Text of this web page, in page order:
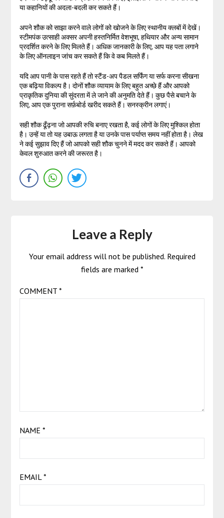
या कहानियों की अदला-बदली कर सकते हैं।
अपने शौक को साझा करने वाले लोगों को खोजने के लिए स्थानीय क्लबों में देखें।
स्टीमपंक उत्साही अक्सर अपनी हस्तनिर्मित वेशभूषा, हथियार और अन्य सामान
प्रदर्शित करने के लिए मिलते हैं। अधिक जानकारी के लिए, आप यह पता लगाने
के लिए ऑनलाइन जांच कर सकते हैं कि वे कब मिलते हैं।
यदि आप पानी के पास रहते हैं तो स्टैंड-अप पैडल सर्फिंग या सर्फ करना सीखना
एक बढ़िया विकल्प है। दोनों शौक व्यायाम के लिए बहुत अच्छे हैं और आपको
प्राकृतिक दुनिया की सुंदरता में ले जाने की अनुमति देते हैं। कुछ पैसे बचाने के
लिए, आप एक पुराना सर्फ़बोर्ड खरीद सकते हैं। सनस्क्रीन लगाएं।
सही शौक ढूँढ़ना जो आपकी रुचि बनाए रखता है, कई लोगों के लिए मुश्किल होता
है। उन्हें या तो यह उबाऊ लगता है या उनके पास पर्याप्त समय नहीं होता है। लेख
ने कई सुझाव दिए हैं जो आपको सही शौक चुनने में मदद कर सकते हैं। आपको
केवल शुरुआत करने की जरूरत है।
Leave a Reply
Your email address will not be published. Required
fields are marked *
COMMENT *
NAME *
EMAIL*